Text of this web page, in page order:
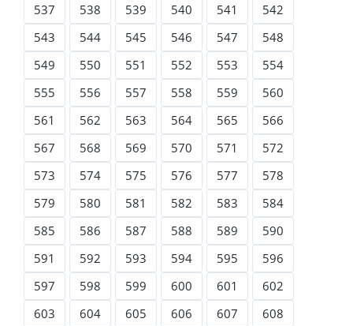
537
538 539 540 541
542
543
544 545 546 547
548
549
550 551 552 553
554
555
556 557 558 559
560
561
562 563 564 565
566
567
568 569 570 571
572
573
574 575 576 577
578
579
580 581 582 583
584
585
586 587 588 589
590
591
592 593 594 595
596
597
598 599 600 601
602
603
604 605 606 607
608